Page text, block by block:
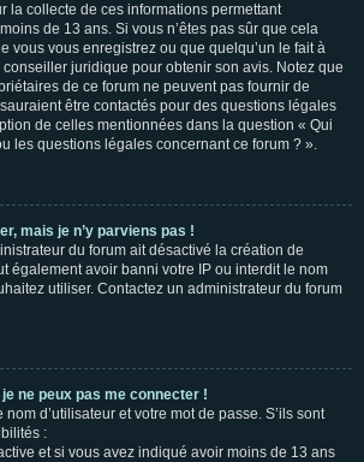
la collecte de ces informations permettant
de 13 ans. Si vous n’êtes pas sûr que cela
vous vous enregistrez ou que quelqu’un le fait à
juridique pour obtenir son avis. Notez que
de ce forum ne peuvent pas fournir de
être contactés pour des questions légales
de celles mentionnées dans la question « Qui
les questions légales concernant ce forum ? ».
mais je n’y parviens pas !
du forum ait désactivé la création de
également avoir banni votre IP ou interdit le nom
utiliser. Contactez un administrateur du forum
ne peux pas me connecter !
d’utilisateur et votre mot de passe. S’ils sont
:
et si vous avez indiqué avoir moins de 13 ans